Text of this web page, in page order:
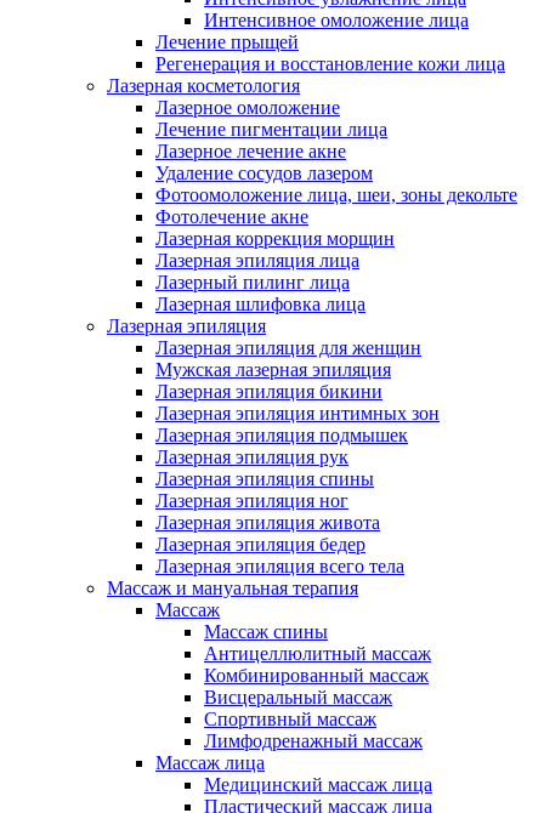
Интенсивное омоложение лица
Лечение прыщей
Регенерация и восстановление кожи лица
Лазерная косметология
Лазерное омоложение
Лечение пигментации лица
Лазерное лечение акне
Удаление сосудов лазером
Фотоомоложение лица, шеи, зоны декольте
Фотолечение акне
Лазерная коррекция морщин
Лазерная эпиляция лица
Лазерный пилинг лица
Лазерная шлифовка лица
Лазерная эпиляция
Лазерная эпиляция для женщин
Мужская лазерная эпиляция
Лазерная эпиляция бикини
Лазерная эпиляция интимных зон
Лазерная эпиляция подмышек
Лазерная эпиляция рук
Лазерная эпиляция спины
Лазерная эпиляция ног
Лазерная эпиляция живота
Лазерная эпиляция бедер
Лазерная эпиляция всего тела
Массаж и мануальная терапия
Массаж
Массаж спины
Антицеллюлитный массаж
Комбинированный массаж
Висцеральный массаж
Спортивный массаж
Лимфодренажный массаж
Массаж лица
Медицинский массаж лица
Пластический массаж лица